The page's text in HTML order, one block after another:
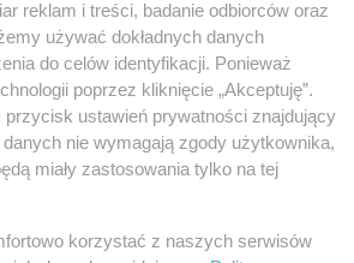
tutaj –
To
ramię.
prace i
reklam i treści, badanie odbiorców oraz
używać dokładnych danych
do celów identyfikacji. Ponieważ
poprzez kliknięcie „Akceptuję”.
ustawień prywatności znajdujący
nie wymagają zgody użytkownika,
miały zastosowania tylko na tej
korzystać z naszych serwisów